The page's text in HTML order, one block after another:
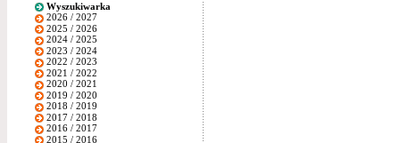
Wyszukiwarka
2026 / 2027
2025 / 2026
2024 / 2025
2023 / 2024
2022 / 2023
2021 / 2022
2020 / 2021
2019 / 2020
2018 / 2019
2017 / 2018
2016 / 2017
2015 / 2016